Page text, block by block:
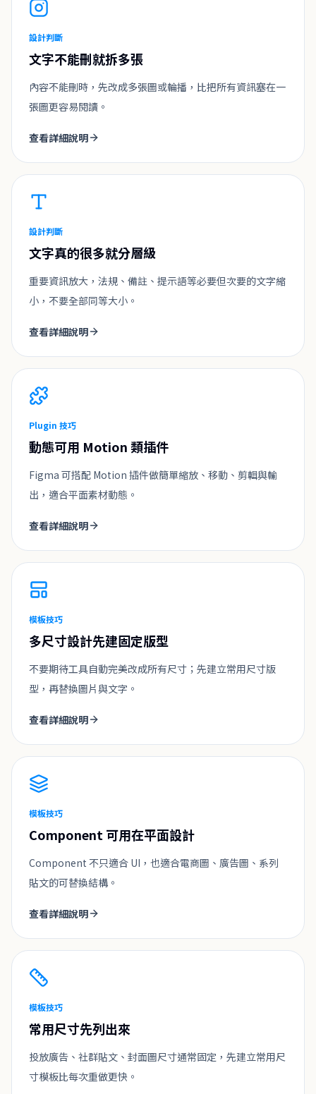
設計判斷
文字不能刪就拆多張
內容不能刪時，先改成多張圖或輪播，比把所有資訊塞在一
張圖更容易閱讀。
查看詳細說明
設計判斷
文字真的很多就分層級
重要資訊放大，法規、備註、提示語等必要但次要的文字縮
小，不要全部同等大小。
查看詳細說明
Plugin 技巧
動態可用 Motion 類插件
Figma 可搭配 Motion 插件做簡單縮放、移動、剪輯與輸
出，適合平面素材動態。
查看詳細說明
模板技巧
多尺寸設計先建固定版型
不要期待工具自動完美改成所有尺寸；先建立常用尺寸版
型，再替換圖片與文字。
查看詳細說明
模板技巧
Component 可用在平面設計
Component 不只適合 UI，也適合電商圖、廣告圖、系列
貼文的可替換結構。
查看詳細說明
模板技巧
常用尺寸先列出來
投放廣告、社群貼文、封面圖尺寸通常固定，先建立常用尺
寸模板比每次重做更快。